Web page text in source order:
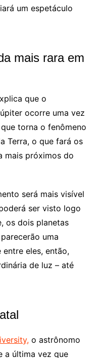
um espetáculo
mais rara em
que o
ocorre uma vez
torna o fenômeno
Terra, o que fará os
mais próximos do
será mais visível
ser visto logo
os dois planetas
uma
eles, então,
de luz – até
o astrônomo
a última vez que